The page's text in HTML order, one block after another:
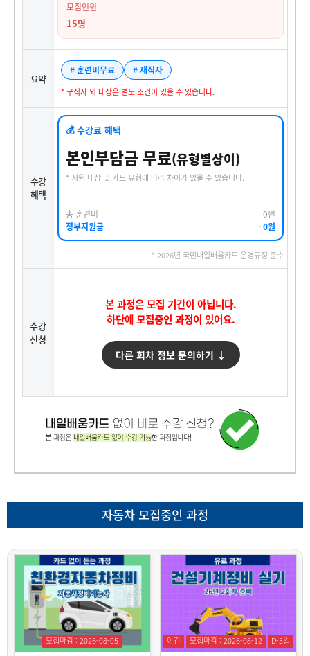
모집인원
15명
요약
# 훈련비무료 # 재직자
* 구직자 외 대상은 별도 조건이 있을 수 있습니다.
수강
혜택
💰 수강료 혜택
본인부담금 무료(유형별상이)
* 지원 대상 및 카드 유형에 따라 차이가 있을 수 있습니다.
총 훈련비
0원
정부지원금
- 0원
* 2026년 국민내일배움카드 운영규정 준수
수강
신청
본 과정은 모집 기간이 아닙니다.
하단에 모집중인 과정이 있어요.
다른 회차 정보 문의하기 ↓
자동차 모집중인 과정
모집마감 : 2026-08-05
야간 모집마감 : 2026-08-12
D-3일